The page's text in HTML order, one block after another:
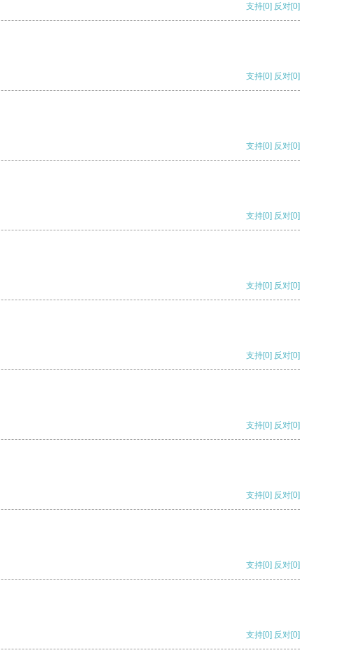
支持[0] 反对[0]
支持[0] 反对[0]
支持[0] 反对[0]
支持[0] 反对[0]
支持[0] 反对[0]
支持[0] 反对[0]
支持[0] 反对[0]
支持[0] 反对[0]
支持[0] 反对[0]
支持[0] 反对[0]